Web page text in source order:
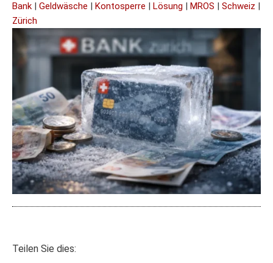
Bank | Geldwäsche | Kontosperre | Lösung | MROS | Schweiz |
Zürich
Teilen Sie dies: